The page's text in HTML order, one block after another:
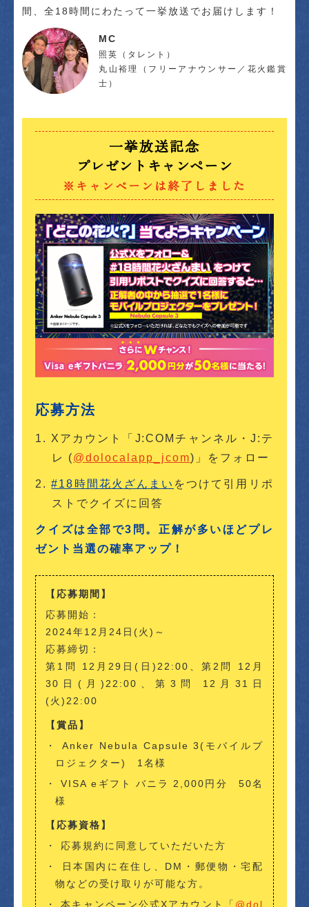
間、全18時間にわたって一挙放送でお届けします！
MC
照英（タレント）
丸山裕理（フリーアナウンサー／花火鑑賞
士）
一挙放送記念
プレゼントキャンペーン
※キャンペーンは終了しました
応募方法
Xアカウント「J:COMチャンネル・J:テ
レ (@dolocalapp_jcom)」をフォロー
#18時間花火ざんまい をつけて引用リポ
ストでクイズに回答
クイズは全部で3問。正解が多いほどプレ
ゼント当選の確率アップ！
【応募期間】
応募開始：
2024年12月24日(火)～
応募締切：
第1問 12月29日(日)22:00、第2問 12月
30日(月)22:00、第3問 12月31日
(火)22:00
【賞品】
Anker Nebula Capsule 3(モバイルプ
ロジェクター) 1名様
VISA eギフト バニラ 2,000円分 50名
様
【応募資格】
応募規約に同意していただいた方
日本国内に在住し、DM・郵便物・宅配
物などの受け取りが可能な方。
本キャンペーン公式Xアカウント「 @dol